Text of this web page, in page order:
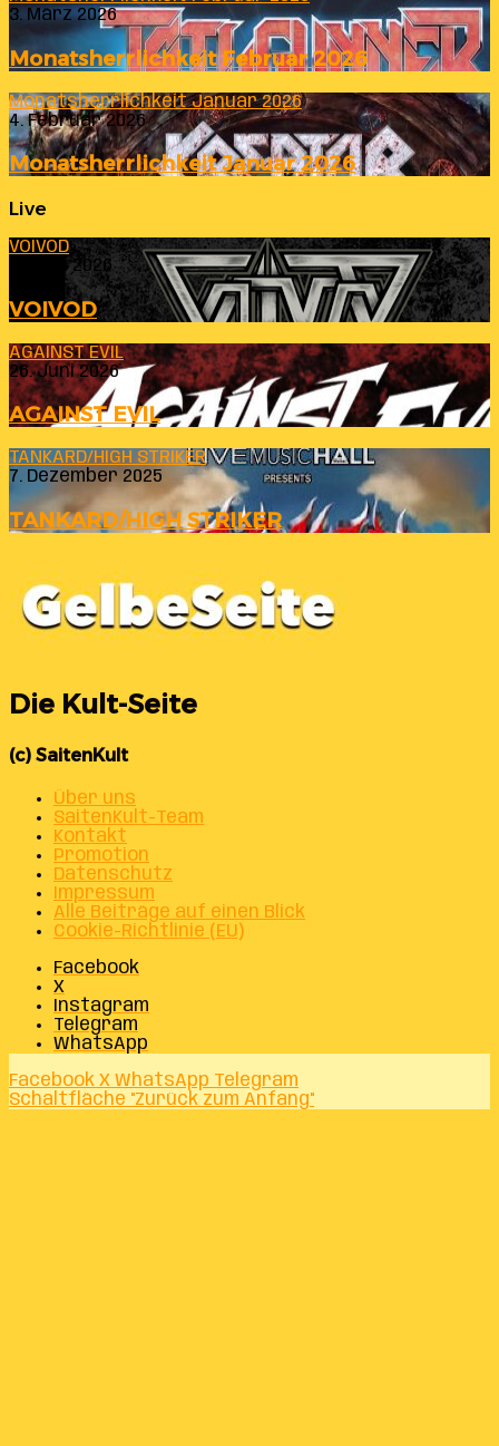
3. März 2026
Monatsherrlichkeit Februar 2026
Monatsherrlichkeit Januar 2026
4. Februar 2026
Monatsherrlichkeit Januar 2026
Live
VOIVOD
23. Juli 2026
VOIVOD
AGAINST EVIL
26. Juni 2026
AGAINST EVIL
TANKARD/HIGH STRIKER
7. Dezember 2025
TANKARD/HIGH STRIKER
Die Kult-Seite
(c) SaitenKult
Über uns
SaitenKult-Team
Kontakt
Promotion
Datenschutz
Impressum
Alle Beiträge auf einen Blick
Cookie-Richtlinie (EU)
Facebook
X
Instagram
Telegram
WhatsApp
Facebook X WhatsApp Telegram
Schaltfläche "Zurück zum Anfang"